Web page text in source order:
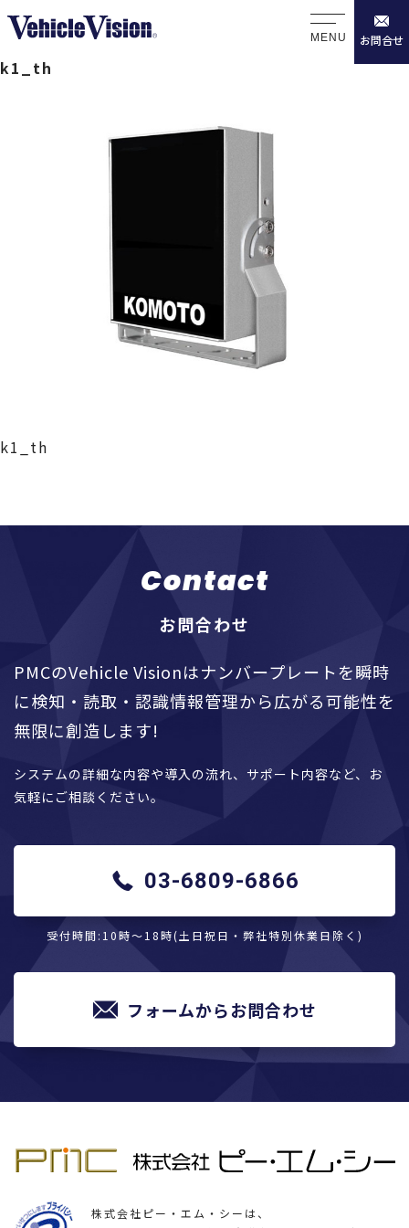
MENU お問合せ
k1_th
k1_th
Contact
お問合わせ
PMCのVehicle Visionはナンバープレートを瞬時
に検知・読取・認識情報管理から広がる可能性を
無限に創造します!
システムの詳細な内容や導入の流れ、サポート内容など、お
気軽にご相談ください。
03-6809-6866
受付時間:10時〜18時(土日祝日・弊社特別休業日除く)
フォームからお問合わせ
株式会社ピー・エム・シーは、